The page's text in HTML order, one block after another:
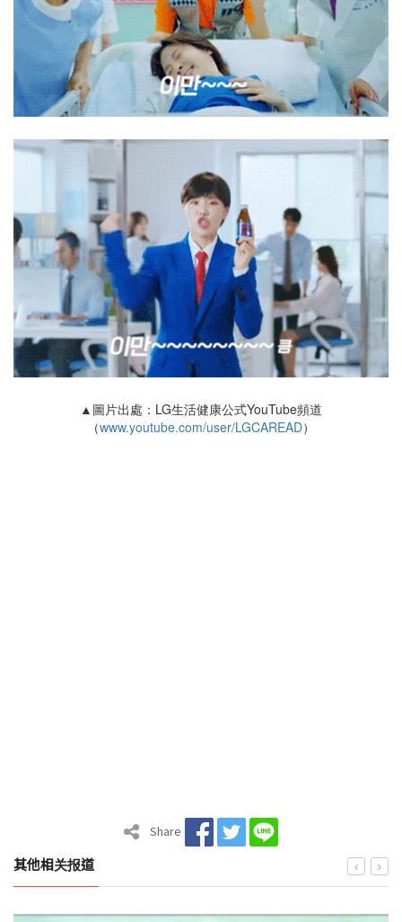
▲圖片出處：LG生活健康公式YouTube頻道
（www.youtube.com/user/LGCAREAD）
Share
其他相关报道